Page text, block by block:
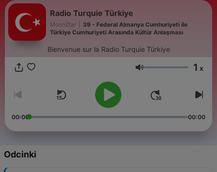
Radio Turquie Türkiye
MoonZtar
39 - Federal Almanya Cumhuriyeti ile
Türkiye Cumhuriyeti Arasında Kültür Anlaşması
Bienvenue sur la Radio Turquie Türkiye
Głośność 1 x
00:00 00:00
Odcinki